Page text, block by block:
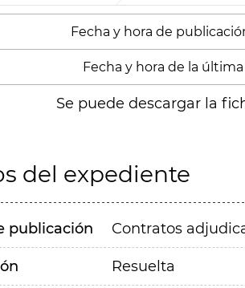
Fecha y hora de
Fecha y hora de la última
Se puede descargar la
del expediente
publicación Contratos
Resuelta